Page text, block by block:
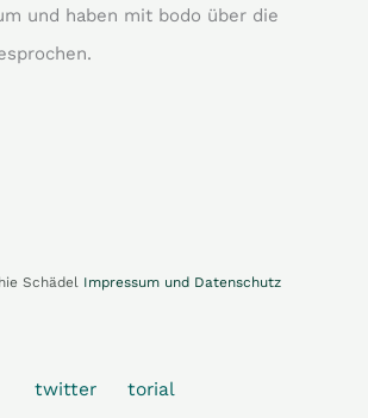
und haben mit bodo über die
Schädel Impressum und Datenschutz
twitter torial